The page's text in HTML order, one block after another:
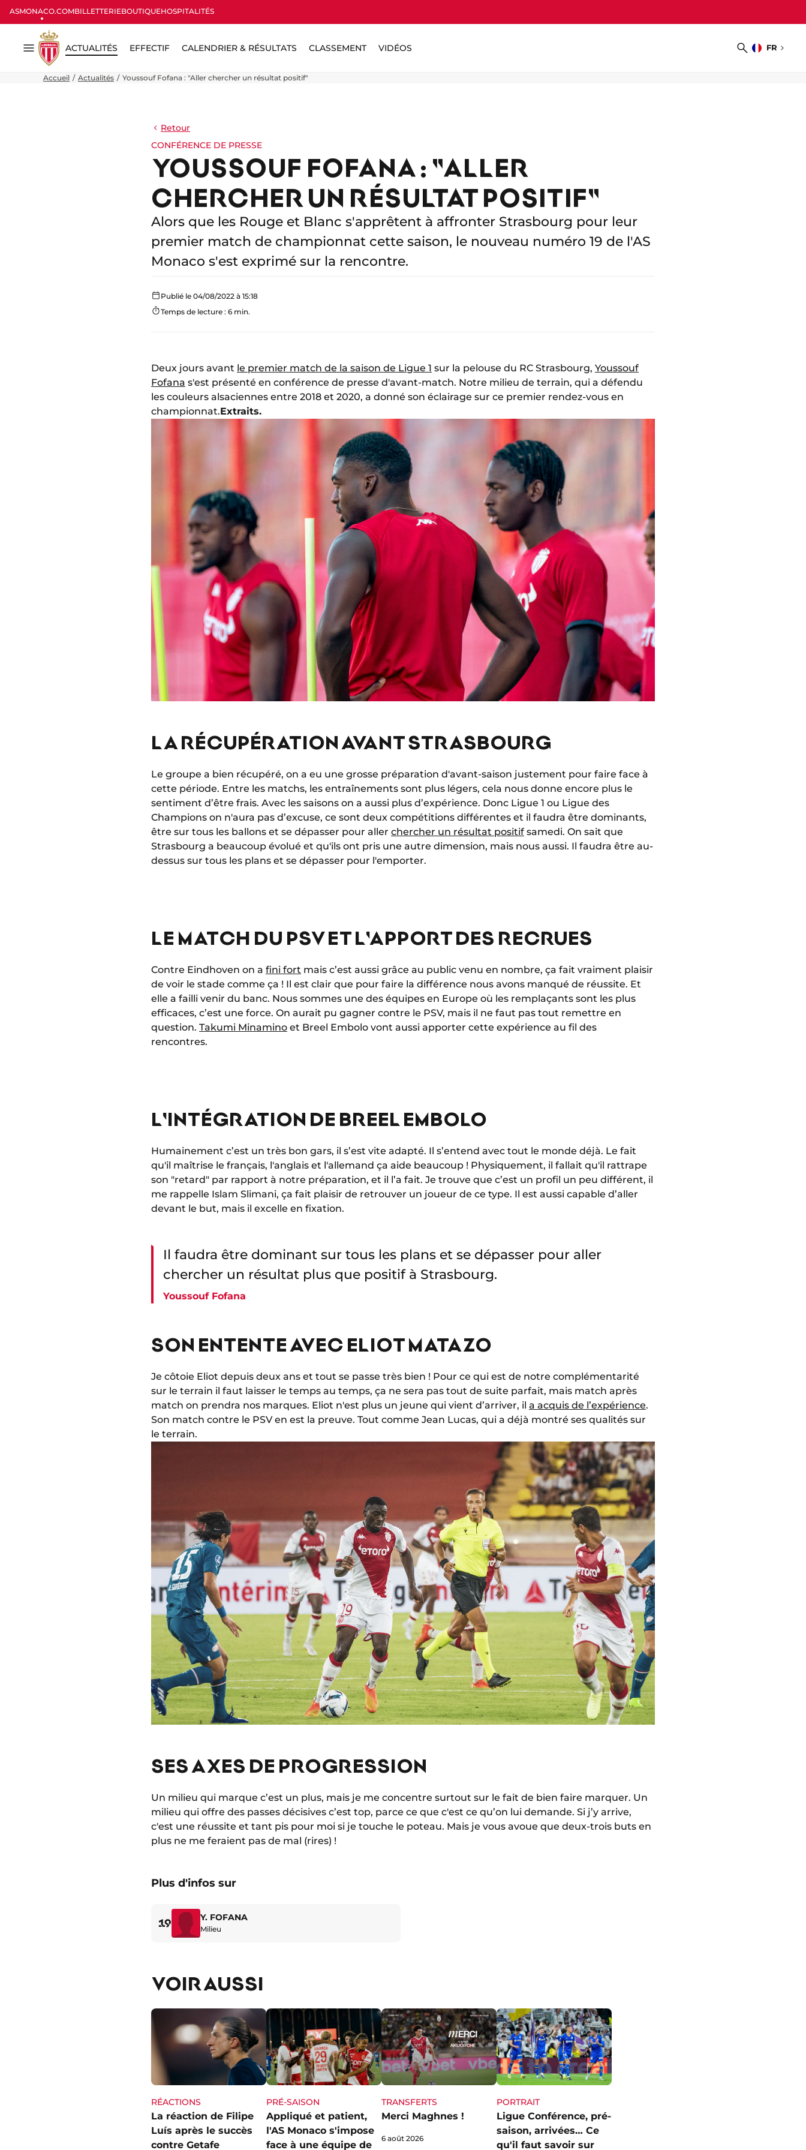
ASMONACO.COMBILLETTERIEBOUTIQUEHOSPITALITÉS
Menu
ACTUALITÉS EFFECTIF CALENDRIER & RÉSULTATS CLASSEMENT VIDÉOS
Recherche
FR
Choisir
Accueil Actualités Youssouf Fofana : "Aller chercher un résultat positif"
Retour
CONFÉRENCE DE PRESSE
YOUSSOUF FOFANA : "ALLER
CHERCHER UN RÉSULTAT POSITIF"
Alors que les Rouge et Blanc s'apprêtent à affronter Strasbourg pour leur
premier match de championnat cette saison, le nouveau numéro 19 de l'AS
Monaco s'est exprimé sur la rencontre.
Publié le 04/08/2022 à 15:18
Temps de lecture : 6 min.
Deux jours avant le premier match de la saison de Ligue 1 sur la pelouse du RC Strasbourg, Youssouf
Fofana s'est présenté en conférence de presse d'avant-match. Notre milieu de terrain, qui a défendu
les couleurs alsaciennes entre 2018 et 2020, a donné son éclairage sur ce premier rendez-vous en
championnat.Extraits.
LA RÉCUPÉRATION AVANT STRASBOURG
Le groupe a bien récupéré, on a eu une grosse préparation d'avant-saison justement pour faire face à
cette période. Entre les matchs, les entraînements sont plus légers, cela nous donne encore plus le
sentiment d’être frais. Avec les saisons on a aussi plus d’expérience. Donc Ligue 1 ou Ligue des
Champions on n'aura pas d’excuse, ce sont deux compétitions différentes et il faudra être dominants,
être sur tous les ballons et se dépasser pour aller chercher un résultat positif samedi. On sait que
Strasbourg a beaucoup évolué et qu'ils ont pris une autre dimension, mais nous aussi. Il faudra être au-
dessus sur tous les plans et se dépasser pour l'emporter.
LE MATCH DU PSV ET L'APPORT DES RECRUES
Contre Eindhoven on a fini fort mais c’est aussi grâce au public venu en nombre, ça fait vraiment plaisir
de voir le stade comme ça ! Il est clair que pour faire la différence nous avons manqué de réussite. Et
elle a failli venir du banc. Nous sommes une des équipes en Europe où les remplaçants sont les plus
efficaces, c’est une force. On aurait pu gagner contre le PSV, mais il ne faut pas tout remettre en
question. Takumi Minamino et Breel Embolo vont aussi apporter cette expérience au fil des
rencontres.
L'INTÉGRATION DE BREEL EMBOLO
Humainement c’est un très bon gars, il s’est vite adapté. Il s’entend avec tout le monde déjà. Le fait
qu'il maîtrise le français, l'anglais et l'allemand ça aide beaucoup ! Physiquement, il fallait qu'il rattrape
son "retard" par rapport à notre préparation, et il l’a fait. Je trouve que c’est un profil un peu différent, il
me rappelle Islam Slimani, ça fait plaisir de retrouver un joueur de ce type. Il est aussi capable d’aller
devant le but, mais il excelle en fixation.
Il faudra être dominant sur tous les plans et se dépasser pour aller
chercher un résultat plus que positif à Strasbourg.
Youssouf Fofana
SON ENTENTE AVEC ELIOT MATAZO
Je côtoie Eliot depuis deux ans et tout se passe très bien ! Pour ce qui est de notre complémentarité
sur le terrain il faut laisser le temps au temps, ça ne sera pas tout de suite parfait, mais match après
match on prendra nos marques. Eliot n'est plus un jeune qui vient d’arriver, il a acquis de l’expérience.
Son match contre le PSV en est la preuve. Tout comme Jean Lucas, qui a déjà montré ses qualités sur
le terrain.
SES AXES DE PROGRESSION
Un milieu qui marque c’est un plus, mais je me concentre surtout sur le fait de bien faire marquer. Un
milieu qui offre des passes décisives c’est top, parce ce que c'est ce qu’on lui demande. Si j’y arrive,
c'est une réussite et tant pis pour moi si je touche le poteau. Mais je vous avoue que deux-trois buts en
plus ne me feraient pas de mal (rires) !
Plus d'infos sur
19 Y. FOFANA
Milieu
VOIR AUSSI
RÉACTIONS
La réaction de Filipe
Luís après le succès
contre Getafe
PRÉ-SAISON
Appliqué et patient,
l'AS Monaco s'impose
face à une équipe de
TRANSFERTS
Merci Maghnes !
6 août 2026
PORTRAIT
Ligue Conférence, pré-
saison, arrivées… Ce
qu'il faut savoir sur